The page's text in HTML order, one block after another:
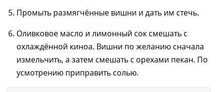
Промыть размягчённые вишни и дать им стечь.
Оливковое масло и лимонный сок смешать с
охлаждённой киноа. Вишни по желанию сначала
измельчить, а затем смешать с орехами пекан. По
усмотрению приправить солью.